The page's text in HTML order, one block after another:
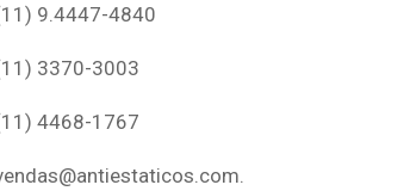
9.4447-4840
3370-3003
4468-1767